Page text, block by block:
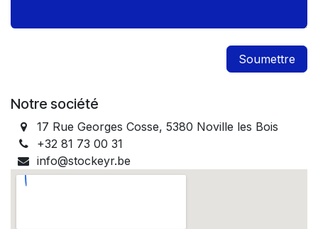
Soumettre
Notre société
17 Rue Georges Cosse, 5380 Noville les Bois
+32 81 73 00 31
info@stockeyr.be